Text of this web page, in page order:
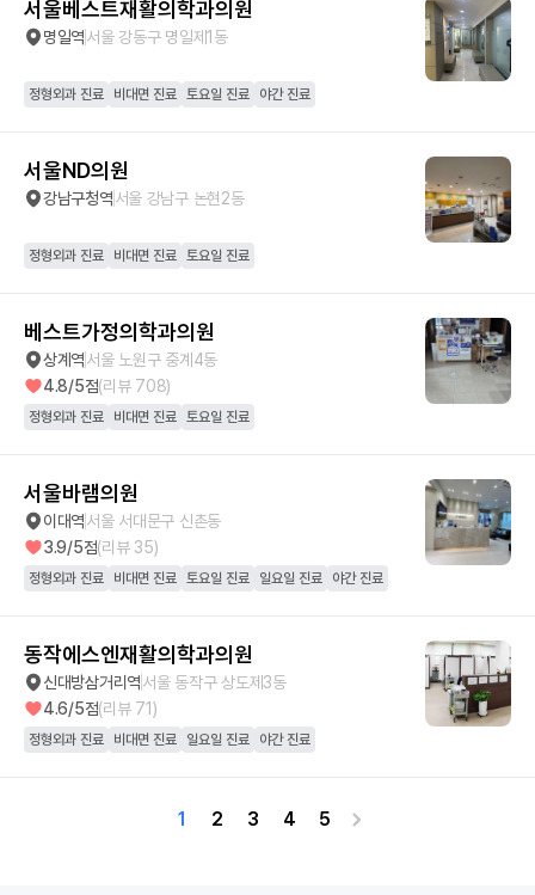
서울베스트재활의학과의원
명일역서울 강동구 명일제1동
정형외과 진료 비대면 진료 토요일 진료 야간 진료
서울ND의원
강남구청역서울 강남구 논현2동
정형외과 진료 비대면 진료 토요일 진료
베스트가정의학과의원
상계역서울 노원구 중계4동
4.8/5점(리뷰 708)
정형외과 진료 비대면 진료 토요일 진료
서울바램의원
이대역서울 서대문구 신촌동
3.9/5점(리뷰 35)
정형외과 진료 비대면 진료 토요일 진료 일요일 진료 야간 진료
동작에스엔재활의학과의원
신대방삼거리역서울 동작구 상도제3동
4.6/5점(리뷰 71)
정형외과 진료 비대면 진료 일요일 진료 야간 진료
1 2 3 4 5